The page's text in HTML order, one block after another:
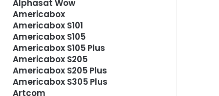
Alphasat Wow
Americabox
Americabox S101
Americabox S105
Americabox S105 Plus
Americabox S205
Americabox S205 Plus
Americabox S305 Plus
Artcom